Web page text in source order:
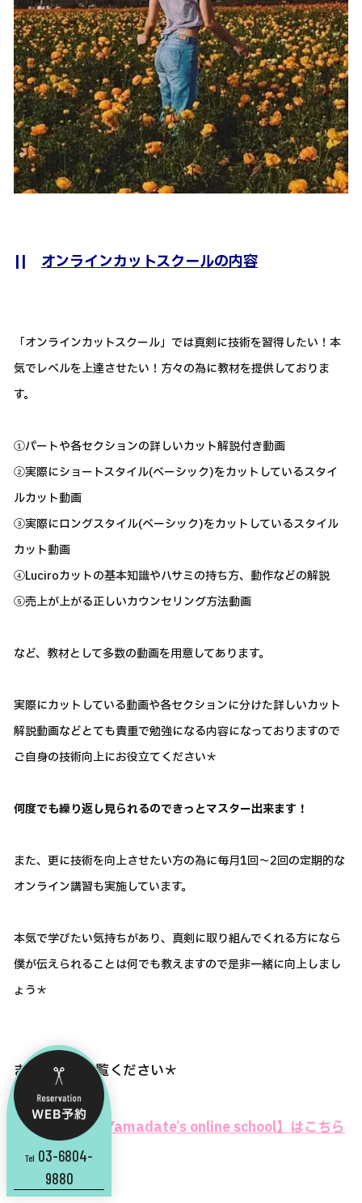
|| オンラインカットスクールの内容
「オンラインカットスクール」では真剣に技術を習得したい！本
気でレベルを上達させたい！方々の為に教材を提供しておりま
す。
①パートや各セクションの詳しいカット解説付き動画
②実際にショートスタイル(ベーシック)をカットしているスタイ
ルカット動画
③実際にロングスタイル(ベーシック)をカットしているスタイル
カット動画
④Luciroカットの基本知識やハサミの持ち方、動作などの解説
⑤売上が上がる正しいカウンセリング方法動画
など、教材として多数の動画を用意してあります。
実際にカットしている動画や各セクションに分けた詳しいカット
解説動画などとても貴重で勉強になる内容になっておりますので
ご自身の技術向上にお役立てください＊
何度でも繰り返し見られるのできっとマスター出来ます！
また、更に技術を向上させたい方の為に毎月1回～2回の定期的な
オンライン講習も実施しています。
本気で学びたい気持ちがあり、真剣に取り組んでくれる方になら
僕が伝えられることは何でも教えますので是非一緒に向上しまし
ょう＊
まずは一度ご覧ください＊
⇒⇒【Yusuke Yamadate’s online school】はこちら
から
Tel 03-6804-
9880